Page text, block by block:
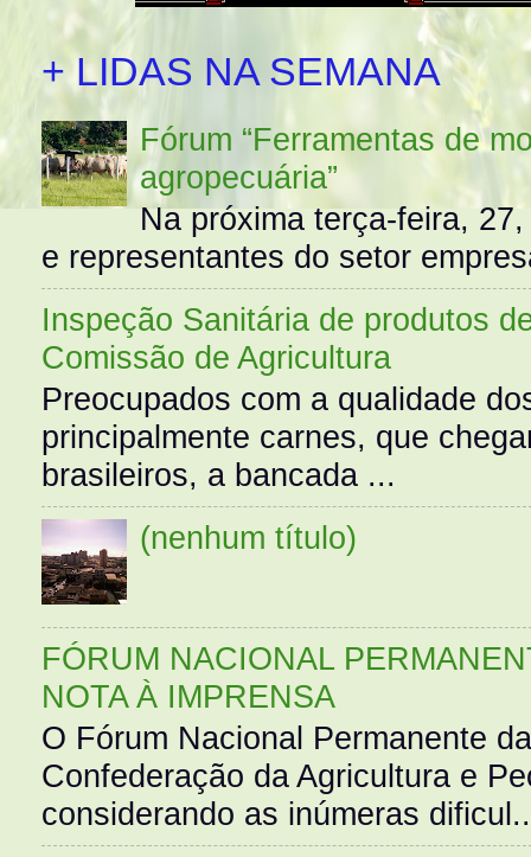
+ LIDAS NA SEMANA
Fórum “Ferramentas de
agropecuária”
Na próxima terça-feira,
e representantes do setor
Inspeção Sanitária de produtos
Comissão de Agricultura
Preocupados com a qualidade
principalmente carnes, que
brasileiros, a bancada ...
(nenhum título)
FÓRUM NACIONAL
NOTA À IMPRENSA
O Fórum Nacional Permanente
Confederação da Agricultura e
considerando as inúmeras